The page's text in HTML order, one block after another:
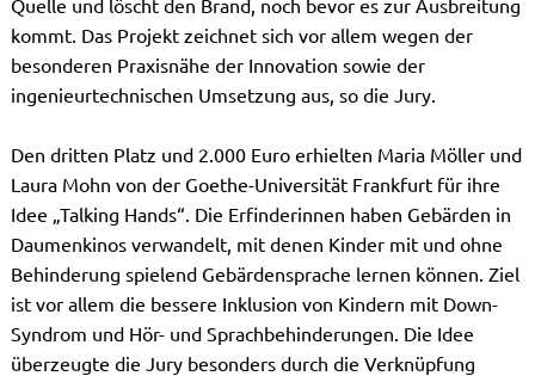
Quelle und löscht den Brand, noch bevor es zur Ausbreitung
kommt. Das Projekt zeichnet sich vor allem wegen der
besonderen Praxisnähe der Innovation sowie der
ingenieurtechnischen Umsetzung aus, so die Jury.
Den dritten Platz und 2.000 Euro erhielten Maria Möller und
Laura Mohn von der Goethe-Universität Frankfurt für ihre
Idee „Talking Hands“. Die Erfinderinnen haben Gebärden in
Daumenkinos verwandelt, mit denen Kinder mit und ohne
Behinderung spielend Gebärdensprache lernen können. Ziel
ist vor allem die bessere Inklusion von Kindern mit Down-
Syndrom und Hör- und Sprachbehinderungen. Die Idee
überzeugte die Jury besonders durch die Verknüpfung